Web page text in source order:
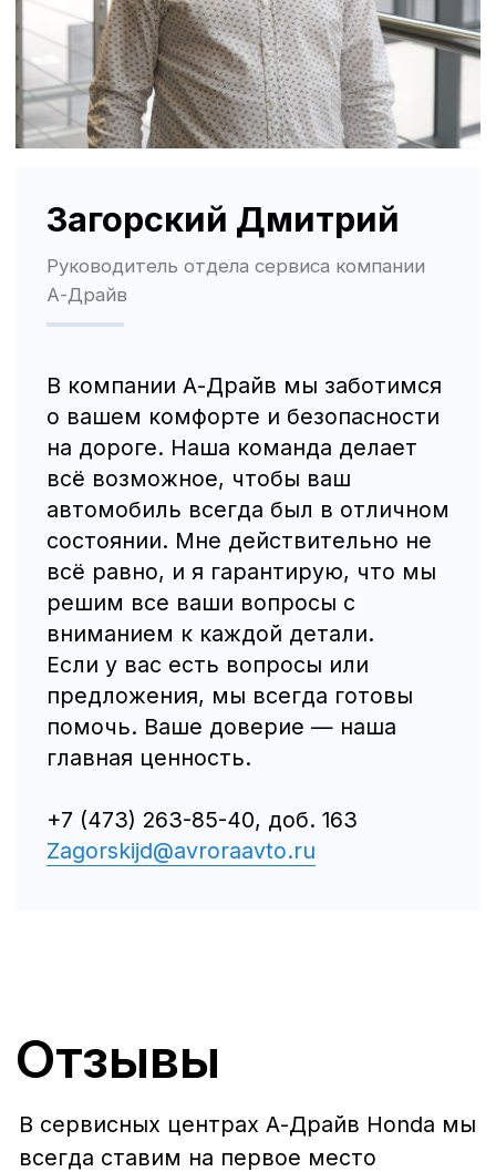
Политика использования файлов cookie
Трафик, лиды и продажи